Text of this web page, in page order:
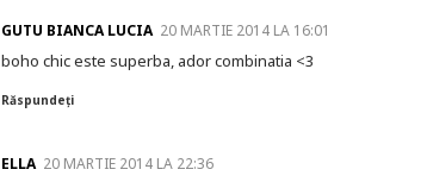
GUTU BIANCA LUCIA 20 MARTIE 2014 LA 16:01
boho chic este superba, ador combinatia <3
Răspundeți
ELLA 20 MARTIE 2014 LA 22:36